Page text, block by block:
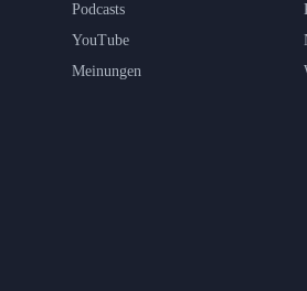
Podcasts
YouTube
Meinungen